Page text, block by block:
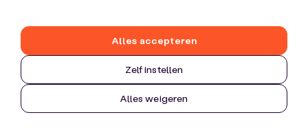
Zelf instellen
Alles weigeren
Alles accepteren